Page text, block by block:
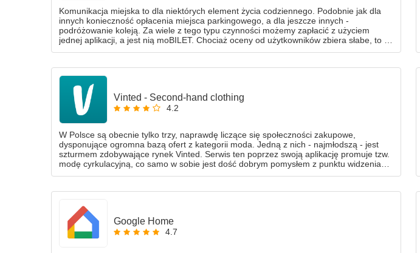
Komunikacja miejska to dla niektórych element życia codziennego. Podobnie jak dla
innych konieczność opłacenia miejsca parkingowego, a dla jeszcze innych -
podróżowanie koleją. Za wiele z tego typu czynności możemy zapłacić z użyciem
jednej aplikacji, a jest nią moBILET. Chociaż oceny od użytkowników zbiera słabe, to i
Vinted - Second-hand clothing
4.2
W Polsce są obecnie tylko trzy, naprawdę liczące się społeczności zakupowe,
dysponujące ogromna bazą ofert z kategorii moda. Jedną z nich - najmłodszą - jest
szturmem zdobywające rynek Vinted. Serwis ten poprzez swoją aplikację promuje tzw.
modę cyrkulacyjną, co samo w sobie jest dość dobrym pomysłem z punktu widzenia
Google Home
4.7